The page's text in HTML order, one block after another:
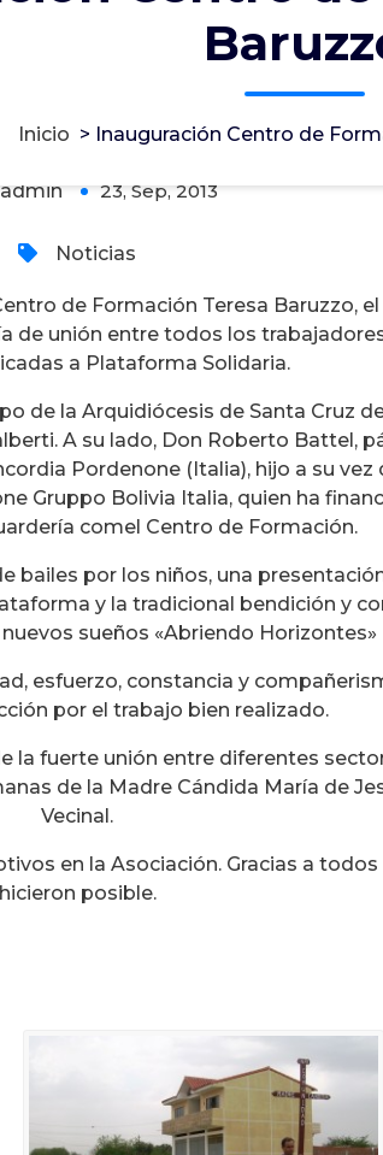
Inicio > Inauguración Centro de
admin 23, Sep, 2013
Noticias
de Formación Teresa Baruzzo,
de unión entre todos los
a Plataforma Solidaria.
de la Arquidiócesis de Santa Cruz de
A su lado, Don Roberto Battel,
Pordenone (Italia), hijo a su vez
Gruppo Bolivia Italia, quien ha
comel Centro de Formación.
bailes por los niños, una
y la tradicional bendición y
sueños «Abriendo Horizontes»
esfuerzo, constancia y
por el trabajo bien realizado.
la fuerte unión entre diferentes
de la Madre Cándida María de
Vecinal.
en la Asociación. Gracias a todos
hicieron posible.